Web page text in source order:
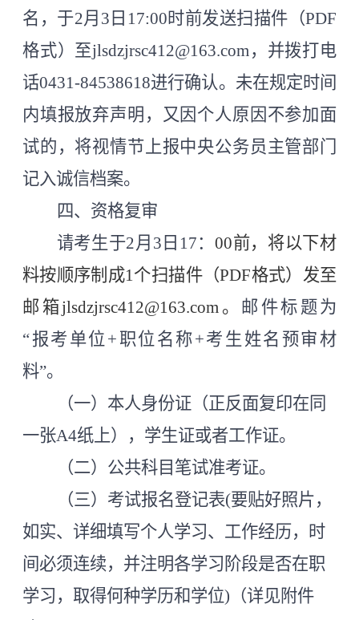
名，于2月3日17:00时前发送扫描件（PDF
格式）至jlsdzjrsc412@163.com，并拨打电
话0431-84538618进行确认。 未在规定时间
内填报放弃声明，又因个人原因不参加面
试的，将视情节上报中央公务员主管部门
记入诚信档案。
四、资格复审
请考生于2月3日17：00前，将以下材
料按顺序制成1个扫描件（PDF格式）发至
邮箱jlsdzjrsc412@163.com。 邮件标题为
“报考单位+职位名称+考生姓名预审材
料”。
（一）本人身份证（正反面复印在同
一张A4纸上），学生证或者工作证。
（二）公共科目笔试准考证。
（三）考试报名登记表(要贴好照片，
如实、详细填写个人学习、工作经历，时
间必须连续，并注明各学习阶段是否在职
学习，取得何种学历和学位)（详见附件